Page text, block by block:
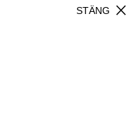
close
STÄNG